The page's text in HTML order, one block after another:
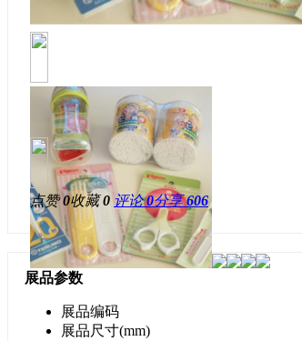
点赞0收藏0 评论0分享606
展品参数
展品编码
展品尺寸(mm)